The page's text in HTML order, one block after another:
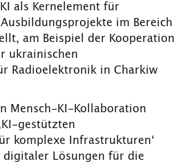
als Kernelement für
im Bereich
am Beispiel der Kooperation
ukrainischen
Radioelektronik in Charkiw
Mensch-KI-Kollaboration
gestützten
komplexe Infrastrukturen‘
digitaler Lösungen für die